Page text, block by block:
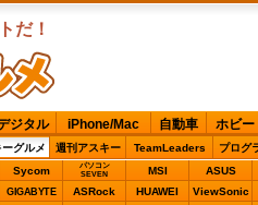
だ！
ジタル iPhone/Mac 自動車 ホビー
ーグルメ 週刊アスキー TeamLeaders プログ
Sycom
パソコン
SEVEN
MSI ASUS
GIGABYTE ASRock HUAWEI ViewSonic